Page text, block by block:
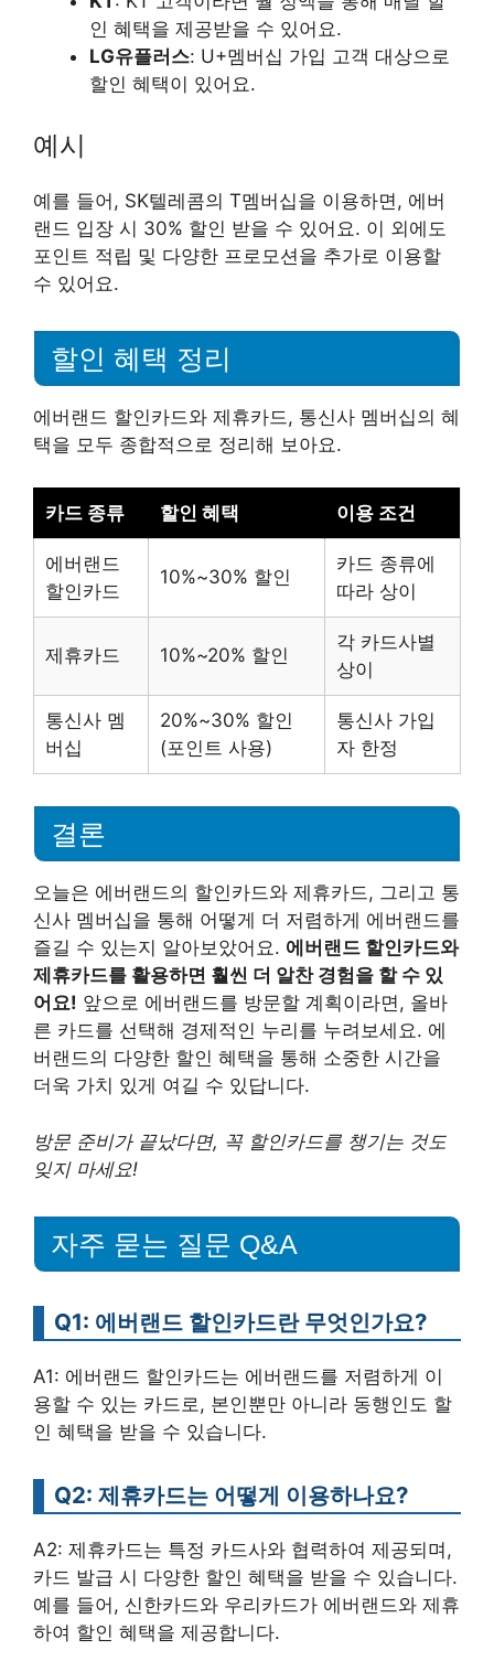
인 혜택을 제공받을 수 있어요.
LG유플러스: U+멤버십 가입 고객 대상으로
할인 혜택이 있어요.
예시
예를 들어, SK텔레콤의 T멤버십을 이용하면, 에버
랜드 입장 시 30% 할인 받을 수 있어요. 이 외에도
포인트 적립 및 다양한 프로모션을 추가로 이용할
수 있어요.
할인 혜택 정리
에버랜드 할인카드와 제휴카드, 통신사 멤버십의 혜
택을 모두 종합적으로 정리해 보아요.
카드 종류 할인 혜택 이용 조건
에버랜드
할인카드
10%~30% 할인
카드 종류에
따라 상이
제휴카드 10%~20% 할인
각 카드사별
상이
통신사 멤
버십
20%~30% 할인
(포인트 사용)
통신사 가입
자 한정
결론
오늘은 에버랜드의 할인카드와 제휴카드, 그리고 통
신사 멤버십을 통해 어떻게 더 저렴하게 에버랜드를
즐길 수 있는지 알아보았어요. 에버랜드 할인카드와
제휴카드를 활용하면 훨씬 더 알찬 경험을 할 수 있
어요! 앞으로 에버랜드를 방문할 계획이라면, 올바
른 카드를 선택해 경제적인 누리를 누려보세요. 에
버랜드의 다양한 할인 혜택을 통해 소중한 시간을
더욱 가치 있게 여길 수 있답니다.
방문 준비가 끝났다면, 꼭 할인카드를 챙기는 것도
잊지 마세요!
자주 묻는 질문 Q&A
Q1: 에버랜드 할인카드란 무엇인가요?
A1: 에버랜드 할인카드는 에버랜드를 저렴하게 이
용할 수 있는 카드로, 본인뿐만 아니라 동행인도 할
인 혜택을 받을 수 있습니다.
Q2: 제휴카드는 어떻게 이용하나요?
A2: 제휴카드는 특정 카드사와 협력하여 제공되며,
카드 발급 시 다양한 할인 혜택을 받을 수 있습니다.
예를 들어, 신한카드와 우리카드가 에버랜드와 제휴
하여 할인 혜택을 제공합니다.